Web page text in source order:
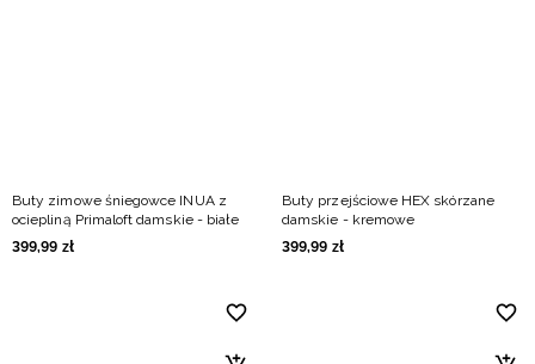
Buty zimowe śniegowce INUA z
ociepliną Primaloft damskie - białe
399,99 zł
Buty przejściowe HEX skórzane
damskie - kremowe
399,99 zł